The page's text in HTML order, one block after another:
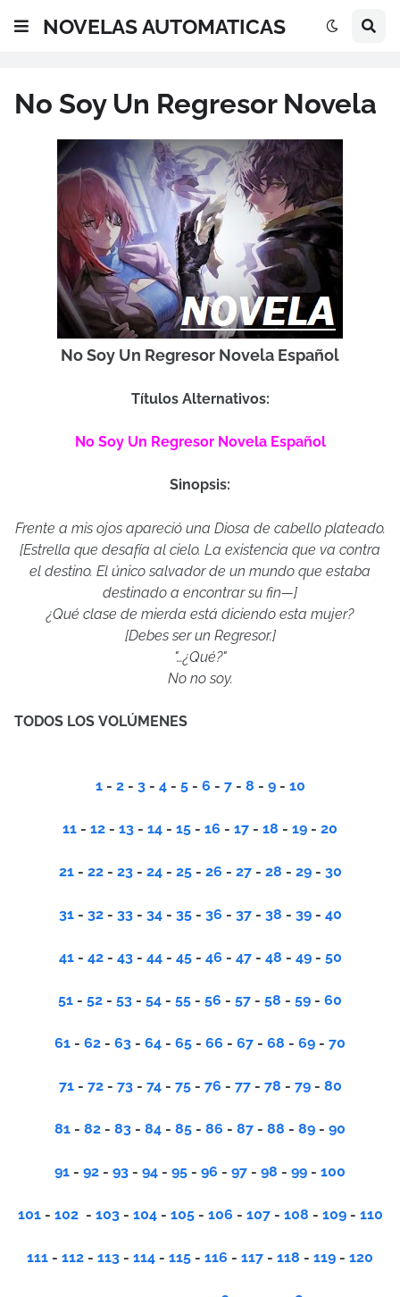
NOVELAS AUTOMATICAS
No Soy Un Regresor Novela
No Soy Un Regresor Novela Español
Títulos Alternativos:
No Soy Un Regresor Novela Español
Sinopsis:
Frente a mis ojos apareció una Diosa de cabello plateado.
[Estrella que desafía al cielo. La existencia que va contra
el destino. El único salvador de un mundo que estaba
destinado a encontrar su fin—]
¿Qué clase de mierda está diciendo esta mujer?
[Debes ser un Regresor.]
"…¿Qué?"
No no soy.
TODOS LOS VOLÚMENES
1- 2- 3- 4- 5- 6 - 7- 8 - 9- 10
11 - 12 - 13 - 14 - 15 - 16 - 17 - 18 - 19 - 20
21- 22- 23- 24- 25- 26 - 27- 28 - 29- 30
31- 32- 33- 34- 35- 36 - 37- 38 - 39- 40
41- 42- 43- 44- 45- 46 - 47- 48 - 49- 50
51 - 52 - 53 - 54 - 55 - 56 - 57 - 58 - 59 - 60
61 - 62 - 63 - 64 - 65 - 66 - 67 - 68 - 69 - 70
71- 72- 73- 74- 75- 76 - 77- 78 - 79- 80
81 - 82 - 83 - 84 - 85 - 86 - 87 - 88 - 89 - 90
91 - 92 - 93 - 94 - 95 - 96 - 97 - 98 - 99 - 100
101- 102- 103- 104- 105- 106 - 107- 108 - 109- 110
111 - 112 - 113 - 114 - 115 - 116 - 117 - 118 - 119 - 120